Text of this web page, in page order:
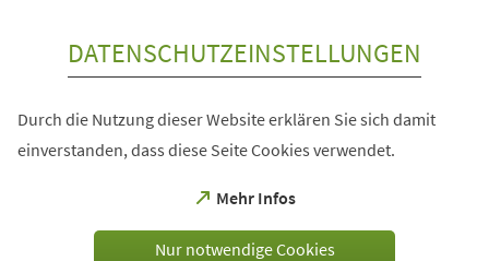
DATENSCHUTZEINSTELLUNGEN
Durch die Nutzung dieser Website erklären Sie sich damit
einverstanden, dass diese Seite Cookies verwendet.
Mehr Infos
(Öffnet
einem
Nur notwendige Cookies